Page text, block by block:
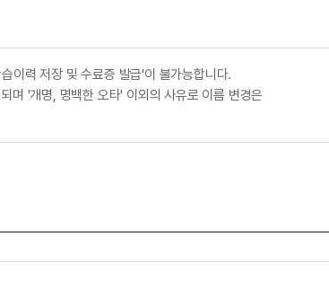
이력 저장 및 수료증 발급'이 불가능합니다.
며 '개명, 명백한 오타' 이외의 사유로 이름 변경은